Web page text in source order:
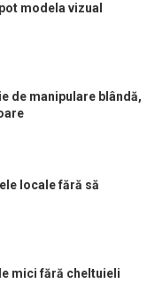
modela vizual
de manipulare blândă,
locale fără să
mici fără cheltuieli